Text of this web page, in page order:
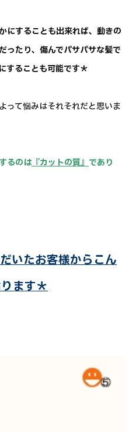
にすることも出来れば、動きの
ったり、傷んでパサパサな髪で
することも可能です＊
って悩みはそれそれだと思いま
るのは『カットの質』 であり
いたお客様からこん
ます＊